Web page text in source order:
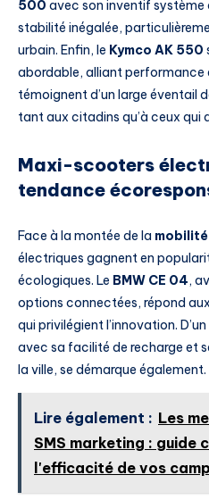
500 avec son inventif système
stabilité inégalée,
urbain. Enfin, le Kymco AK 550
abordable, alliant performance
témoignent d’un large éventail
tant aux citadins qu’à ceux qui
Maxi-scooters
tendance
Face à la montée de la
électriques gagnent en
écologiques. Le BMW CE 04,
options connectées, répond
qui privilégient l’innovation.
avec sa facilité de recharge et
la ville, se démarque également.
Lire également : Les
SMS marketing : guide
l'efficacité de vos